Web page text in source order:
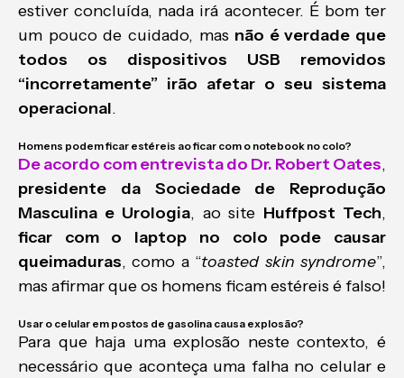
estiver concluída, nada irá acontecer. É bom ter
um pouco de cuidado, mas não é verdade que
todos os dispositivos USB removidos
“incorretamente” irão afetar o seu sistema
operacional.
Homens podem ficar estéreis ao ficar com o notebook no colo?
De acordo com entrevista do Dr. Robert Oates,
presidente da Sociedade de Reprodução
Masculina e Urologia, ao site Huffpost Tech,
ficar com o laptop no colo pode causar
queimaduras, como a “toasted skin syndrome”,
mas afirmar que os homens ficam estéreis é falso!
Usar o celular em postos de gasolina causa explosão?
Para que haja uma explosão neste contexto, é
necessário que aconteça uma falha no celular e